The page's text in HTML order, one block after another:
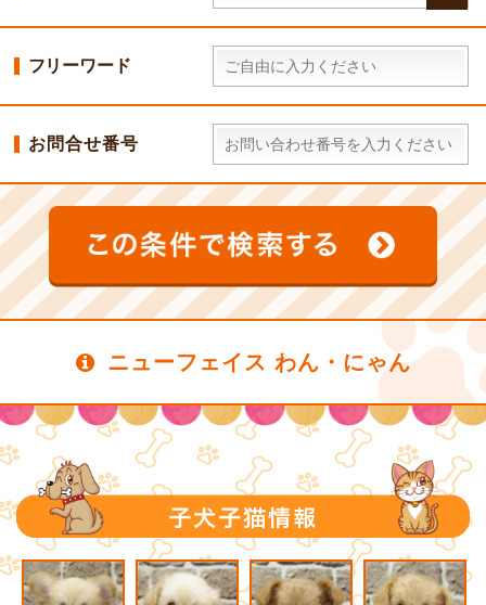
フリーワード
お問合せ番号
ニューフェイス わん・にゃん